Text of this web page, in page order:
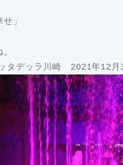
」
タデッラ川崎 2021年12月